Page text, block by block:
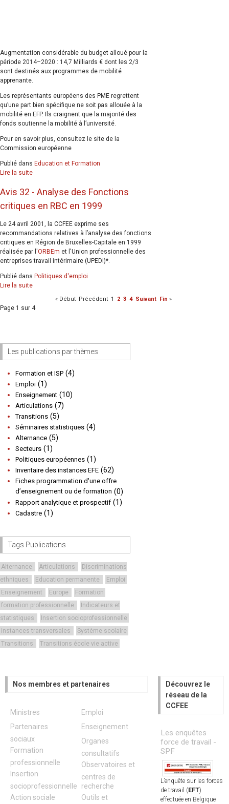
Augmentation considérable du budget alloué pour la
période 2014–2020 : 14,7 Milliards € dont les 2/3
sont destinés aux programmes de mobilité
apprenante.
Les représentants européens des PME regrettent
qu’une part bien spécifique ne soit pas allouée à la
mobilité en EFP. Ils craignent que la majorité des
fonds soutienne la mobilité à l’université.
Pour en savoir plus, consultez le site de la
Commission européenne
Publié dans Education et Formation
Lire la suite
Avis 32 - Analyse des Fonctions
critiques en RBC en 1999
Le 24 avril 2001, la CCFEE exprime ses
recommandations relatives à l’analyse des fonctions
critiques en Région de Bruxelles-Capitale en 1999
réalisée par l'ORBEm et l'Union professionnelle des
entreprises travail intérimaire (UPEDI)*.
Publié dans Politiques d'emploi
Lire la suite
« Début Précédent 1 2 3 4 Suivant Fin »
Page 1 sur 4
Les publications par thèmes
Formation et ISP (4)
Emploi (1)
Enseignement (10)
Articulations (7)
Transitions (5)
Séminaires statistiques (4)
Alternance (5)
Secteurs (1)
Politiques européennes (1)
Inventaire des instances EFE (62)
Fiches programmation d'une offre
d’enseignement ou de formation (0)
Rapport analytique et prospectif (1)
Cadastre (1)
Tags Publications
Alternance Articulations
Discriminations
ethniques
Education permanente
Emploi
Enseignement
Europe
Formation
formation professionnelle
Indicateurs et
statistiques
Insertion socioprofessionnelle
instances transversales
Système scolaire
Transitions
Transitions école vie active
Nos membres et partenaires
Ministres
Partenaires
sociaux
Formation
professionnelle
Insertion
socioprofessionnelle
Action sociale
Emploi
Enseignement
Organes
consultatifs
Observatoires et
centres de
recherche
Outils et
Découvrez le
réseau de la
CCFEE
Les enquêtes
force de travail -
SPF
L’enquête sur les forces
de travail (EFT)
effectuée en Belgique